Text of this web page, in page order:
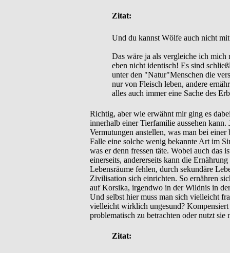
Zitat:
Und du kannst Wölfe auch nicht
Das wäre ja als vergleiche ich
eben nicht identisch! Es sind
unter den "Natur"Menschen die
nur von Fleisch leben, andere
alles auch immer eine Sache des
Richtig, aber wie erwähnt mir ging es
innerhalb einer Tierfamilie aussehen kann.
Vermutungen anstellen, was man bei
Falle eine solche wenig bekannte Art im
was er denn fressen täte. Wobei auch das
einerseits, andererseits kann die
Lebensräume fehlen, durch sekundäre
Zivilisation sich einrichten. So ernähren
auf Korsika, irgendwo in der Wildnis in
Und selbst hier muss man sich vielleicht
vielleicht wirklich ungesund?
problematisch zu betrachten oder nutzt
Zitat: